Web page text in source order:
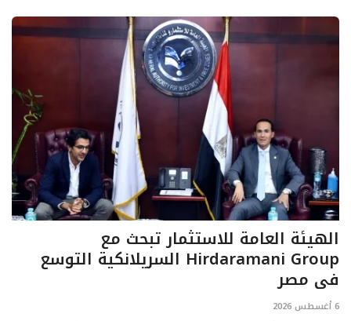
الهيئة العامة للاستثمار تبحث مع
Hirdaramani Group السريلانكية التوسع
في مصر
6 أغسطس 2026